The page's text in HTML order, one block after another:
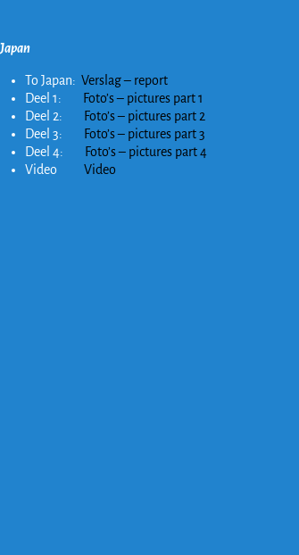
Japan
To Japan: Verslag – report
Deel 1:
Foto’s – pictures part 1
Deel 2:
Foto’s – pictures part 2
Deel 3:
Foto’s – pictures part 3
Deel 4:
Foto’s – pictures part 4
Video Video